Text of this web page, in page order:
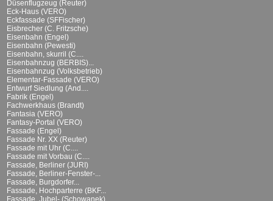
Düsenflugzeug (Reuter)
Eck-Haus (VERO)
Eckfassade (SFFischer)
Eisbrecher (C. Fritzsche)
Eisenbahn (Engel)
Eisenbahn (Pewesti)
Eisenbahn, skurril (C....
Eisenbahnzug (BERBIS)...
Eisenbahnzug (Volksbetrieb)
Elementar-Fassade (VERO)
Entwurf Siedlung (And....
Fabrik (Engel)
Fachwerkhaus (Brandt)
Fantasia (VERO)
Fantasy-Portal (VERO)
Fassade (Engel)
Fassade Nr. XX (Reuter)
Fassade mit Uhr (C....
Fassade mit Vorbau (C....
Fassade, Berliner (JURI)
Fassade, Berliner-Fenster-...
Fassade, Burgdorfer...
Fassade, Hochparterre (BKF...
Fassade, Jubel- (Schowanek)